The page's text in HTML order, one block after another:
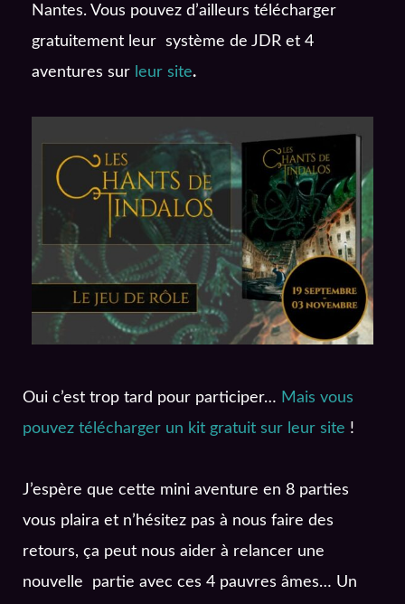
Nantes. Vous pouvez d’ailleurs télécharger
gratuitement leur système de JDR et 4
aventures sur leur site.
Oui c’est trop tard pour participer… Mais vous
pouvez télécharger un kit gratuit sur leur site !
J’espère que cette mini aventure en 8 parties
vous plaira et n’hésitez pas à nous faire des
retours, ça peut nous aider à relancer une
nouvelle partie avec ces 4 pauvres âmes… Un